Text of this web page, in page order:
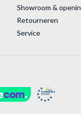
Showroom &
Retourneren
Service